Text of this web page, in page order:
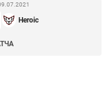
Heroic